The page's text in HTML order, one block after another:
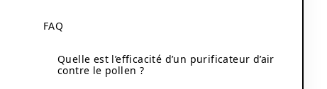
FAQ
Quelle est l’efficacité d’un purificateur d’air
contre le pollen ?